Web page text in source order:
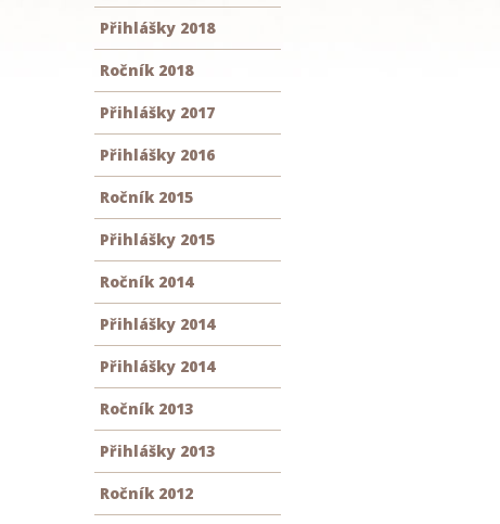
Přihlášky 2018
Ročník 2018
Přihlášky 2017
Přihlášky 2016
Ročník 2015
Přihlášky 2015
Ročník 2014
Přihlášky 2014
Přihlášky 2014
Ročník 2013
Přihlášky 2013
Ročník 2012